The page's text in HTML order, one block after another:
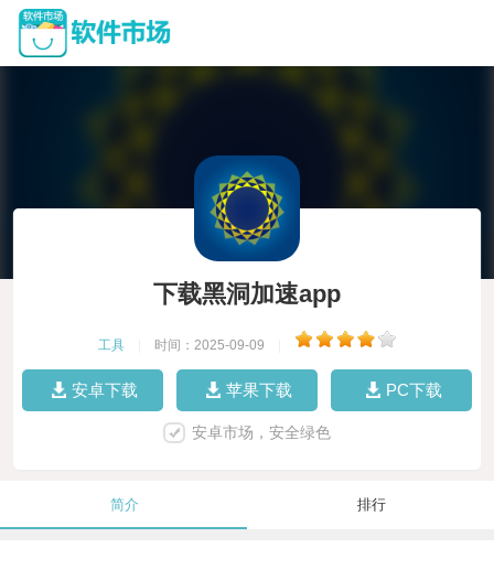
下载黑洞加速app
工具 时间：2025-09-09
安卓下载 苹果下载 PC下载
安卓市场，安全绿色
简介 排行